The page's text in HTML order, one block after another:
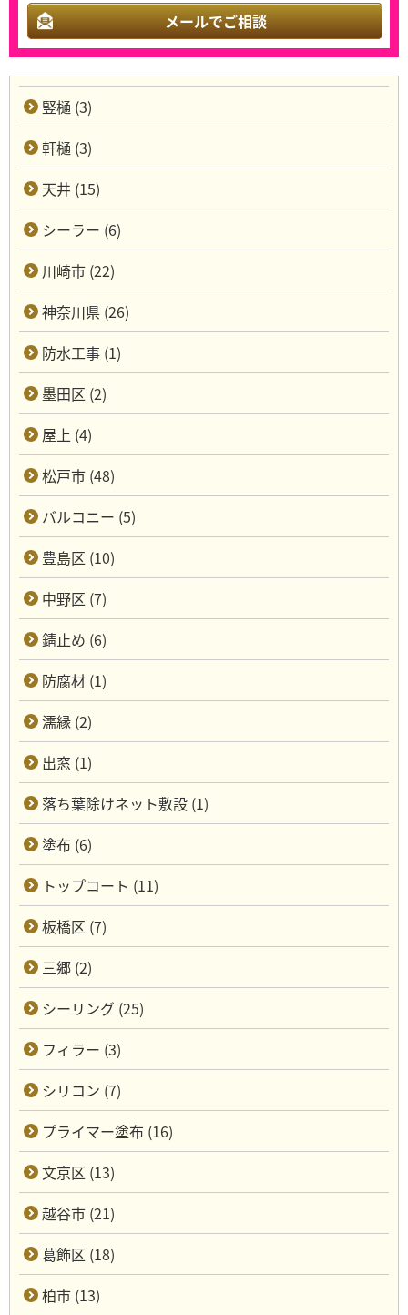
メールでご相談
竪樋 (3)
軒樋 (3)
天井 (15)
シーラー (6)
川崎市 (22)
神奈川県 (26)
防水工事 (1)
墨田区 (2)
屋上 (4)
松戸市 (48)
バルコニー (5)
豊島区 (10)
中野区 (7)
錆止め (6)
防腐材 (1)
濡縁 (2)
出窓 (1)
落ち葉除けネット敷設 (1)
塗布 (6)
トップコート (11)
板橋区 (7)
三郷 (2)
シーリング (25)
フィラー (3)
シリコン (7)
プライマー塗布 (16)
文京区 (13)
越谷市 (21)
葛飾区 (18)
柏市 (13)